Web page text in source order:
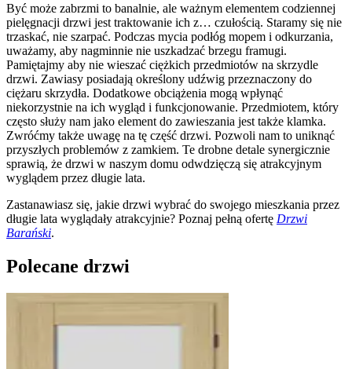
Być może zabrzmi to banalnie, ale ważnym elementem codziennej
pielęgnacji drzwi jest traktowanie ich z… czułością. Staramy się nie
trzaskać, nie szarpać. Podczas mycia podłóg mopem i odkurzania,
uważamy, aby nagminnie nie uszkadzać brzegu framugi.
Pamiętajmy aby nie wieszać ciężkich przedmiotów na skrzydle
drzwi. Zawiasy posiadają określony udźwig przeznaczony do
ciężaru skrzydła. Dodatkowe obciążenia mogą wpłynąć
niekorzystnie na ich wygląd i funkcjonowanie. Przedmiotem, który
często służy nam jako element do zawieszania jest także klamka.
Zwróćmy także uwagę na tę część drzwi. Pozwoli nam to uniknąć
przyszłych problemów z zamkiem. Te drobne detale synergicznie
sprawią, że drzwi w naszym domu odwdzięczą się atrakcyjnym
wyglądem przez długie lata.
Zastanawiasz się, jakie drzwi wybrać do swojego mieszkania przez
długie lata wyglądały atrakcyjnie? Poznaj pełną ofertę Drzwi
Barański.
Polecane drzwi